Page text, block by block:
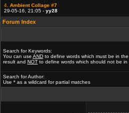
4. Ambient Collage #7
29-05-16, 21:05 - yy28
Forum Index
Search for Keywords:
You can use AND to define words which must be in the
result and NOT to define words which should not be
Search for Author:
Use * as a wildcard for partial matches